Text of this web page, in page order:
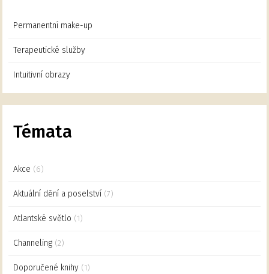
Permanentní make-up
Terapeutické služby
Intuitivní obrazy
Témata
Akce (6)
Aktuální dění a poselství (7)
Atlantské světlo (1)
Channeling (2)
Doporučené knihy (1)